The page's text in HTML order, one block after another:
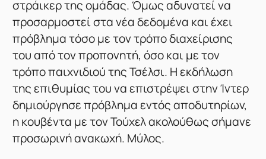
στράικερ της ομάδας. Όμως αδυνατεί να
προσαρμοστεί στα νέα δεδομένα και έχει
πρόβλημα τόσο με τον τρόπο διαχείρισης
του από τον προπονητή, όσο και με τον
τρόπο παιχνιδιού της Τσέλσι. Η εκδήλωση
της επιθυμίας του να επιστρέψει στην Ίντερ
δημιούργησε πρόβλημα εντός αποδυτηρίων,
η κουβέντα με τον Τούχελ ακολούθως σήμανε
προσωρινή ανακωχή. Μύλος.